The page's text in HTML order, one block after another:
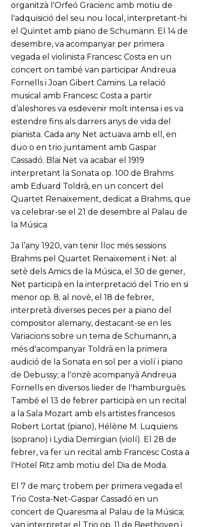
organitzà l'Orfeó Gracienc amb motiu de
l'adquisició del seu nou local, interpretant-hi
el Quintet amb piano de Schumann. El 14 de
desembre, va acompanyar per primera
vegada el violinista Francesc Costa en un
concert on també van participar Andreua
Fornells i Joan Gibert Camins. La relació
musical amb Francesc Costa a partir
d’aleshores va esdevenir molt intensa i es va
estendre fins als darrers anys de vida del
pianista. Cada any Net actuava amb ell, en
duo o en trio juntament amb Gaspar
Cassadó. Blai Net va acabar el 1919
interpretant la Sonata op. 100 de Brahms
amb Eduard Toldrà, en un concert del
Quartet Renaixement, dedicat a Brahms, que
va celebrar-se el 21 de desembre al Palau de
la Música.
Ja l’any 1920, van tenir lloc més sessions
Brahms pel Quartet Renaixement i Net: al
setè dels Amics de la Música, el 30 de gener,
Net participà en la interpretació del Trio en si
menor op. 8; al novè, el 18 de febrer,
interpretà diverses peces per a piano del
compositor alemany, destacant-se en les
Variacions sobre un tema de Schumann, a
més d'acompanyar Toldrà en la primera
audició de la Sonata en sol per a violí i piano
de Debussy; a l'onzè acompanyà Andreua
Fornells en diversos lieder de l'hamburguès.
També el 13 de febrer participà en un recital
a la Sala Mozart amb els artistes francesos
Robert Lortat (piano), Hélène M. Luquiens
(soprano) i Lydia Demirgian (violí). El 28 de
febrer, va fer un recital amb Francesc Costa a
l'Hotel Ritz amb motiu del Dia de Moda.
El 7 de març trobem per primera vegada el
Trio Costa-Net-Gaspar Cassadó en un
concert de Quaresma al Palau de la Música;
van interpretar el Trio op. 11 de Beethoven i